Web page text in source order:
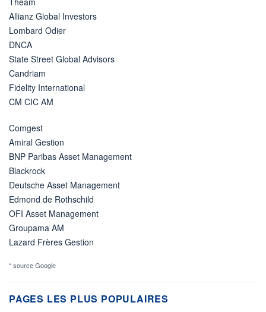
Allianz Global Investors
Lombard Odier
DNCA
State Street Global Advisors
Candriam
Fidelity International
CM CIC AM
Comgest
Amiral Gestion
BNP Paribas Asset Management
Blackrock
Deutsche Asset Management
Edmond de Rothschild
OFI Asset Management
Groupama AM
Lazard Frères Gestion
* source Google
PAGES LES PLUS POPULAIRES